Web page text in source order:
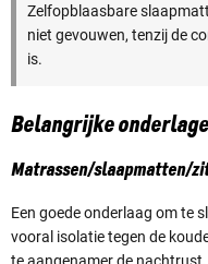
Zelfopblaasbare
niet gevouwen, tenzij de
is.
Belangrijke
Matrassen/slaapmatten/
Een goede onderlaag om te
vooral isolatie tegen de